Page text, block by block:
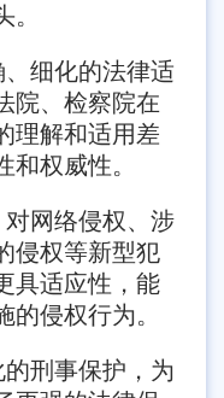
细化的法律适
院、检察院在
理解和适用差
权威性。
网络侵权、涉
侵权等新型犯
具适应性，能
侵权行为。
刑事保护，为